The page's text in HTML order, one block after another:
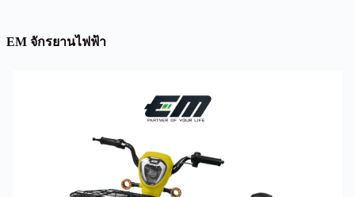
EM จักรยานไฟฟ้า